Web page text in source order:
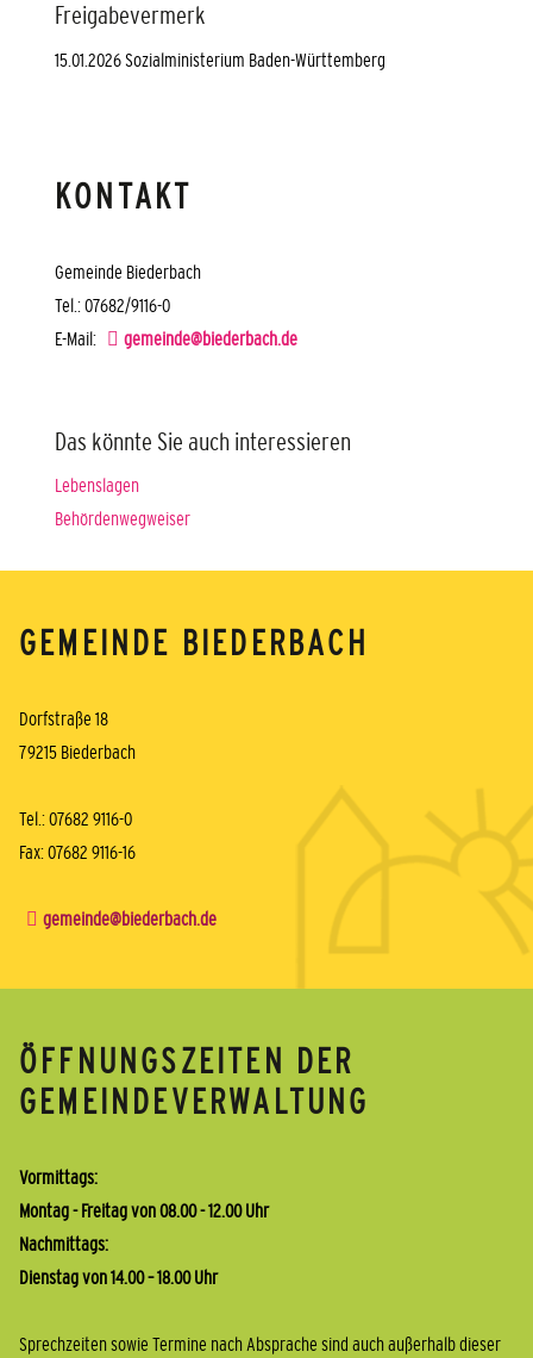
Freigabevermerk
15.01.2026 Sozialministerium Baden-Württemberg
KONTAKT
Gemeinde Biederbach
Tel.: 07682/9116-0
E-Mail:
gemeinde@biederbach.de
Das könnte Sie auch interessieren
Lebenslagen
Behördenwegweiser
GEMEINDE BIEDERBACH
Dorfstraße 18
79215 Biederbach
Tel.: 07682 9116-0
Fax: 07682 9116-16
gemeinde@biederbach.de
ÖFFNUNGSZEITEN DER
GEMEINDEVERWALTUNG
Vormittags:
Montag - Freitag von 08.00 - 12.00 Uhr
Nachmittags:
Dienstag von 14.00 – 18.00 Uhr
Sprechzeiten sowie Termine nach Absprache sind auch außerhalb dieser